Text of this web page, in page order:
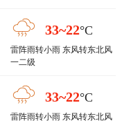
33~22°C
雷阵雨转小雨 东风转东北风
一二级
33~22°C
雷阵雨转小雨 东风转东北风